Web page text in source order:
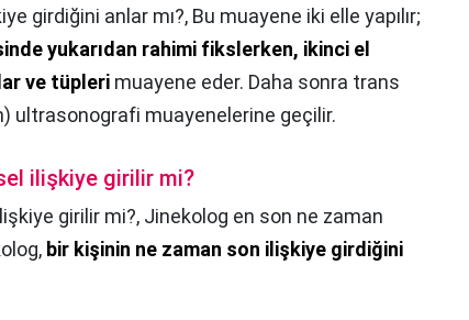
girdiğini anlar mı?, Bu muayene iki elle yapılır;
yukarıdan rahimi fikslerken, ikinci el
ve tüpleri muayene eder. Daha sonra trans
ultrasonografi muayenelerine geçilir.
ilişkiye girilir mi?
girilir mi?, Jinekolog en son ne zaman
bir kişinin ne zaman son ilişkiye girdiğini